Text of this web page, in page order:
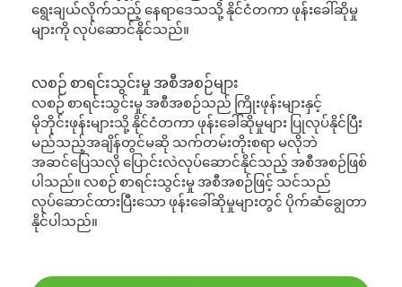
ရွေးချယ်လိုက်သည့် နေရာဒေသသို့ နိုင်ငံတကာ ဖုန်းခေါ်ဆိုမှု
များကို လုပ်ဆောင်နိုင်သည်။
လစဉ် စာရင်းသွင်းမှု အစီအစဉ်များ
လစဉ် စာရင်းသွင်းမှု အစီအစဉ်သည် ကြိုးဖုန်းများနှင့်
မိုဘိုင်းဖုန်းများသို့ နိုင်ငံတကာ ဖုန်းခေါ်ဆိုမှုများ ပြုလုပ်နိုင်ပြီး
မည်သည့်အချိန်တွင်မဆို သက်တမ်းတိုးစရာ မလိုဘဲ
အဆင်ပြေသလို ပြောင်းလဲလုပ်ဆောင်နိုင်သည့် အစီအစဉ်ဖြစ်
ပါသည်။ လစဉ် စာရင်းသွင်းမှု အစီအစဉ်ဖြင့် သင်သည်
လုပ်ဆောင်ထားပြီးသော ဖုန်းခေါ်ဆိုမှုများတွင် ပိုက်ဆံချွေတာ
နိုင်ပါသည်။